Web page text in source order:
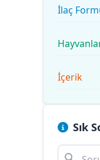
İlaç
İçerik
Sık